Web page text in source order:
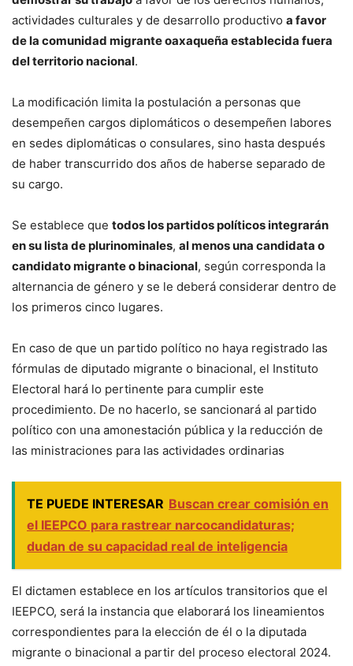
actividades culturales y de desarrollo productivo a favor
de la comunidad migrante oaxaqueña establecida fuera
del territorio nacional.
La modificación limita la postulación a personas que
desempeñen cargos diplomáticos o desempeñen labores
en sedes diplomáticas o consulares, sino hasta después
de haber transcurrido dos años de haberse separado de
su cargo.
Se establece que todos los partidos políticos integrarán
en su lista de plurinominales, al menos una candidata o
candidato migrante o binacional, según corresponda la
alternancia de género y se le deberá considerar dentro de
los primeros cinco lugares.
En caso de que un partido político no haya registrado las
fórmulas de diputado migrante o binacional, el Instituto
Electoral hará lo pertinente para cumplir este
procedimiento. De no hacerlo, se sancionará al partido
político con una amonestación pública y la reducción de
las ministraciones para las actividades ordinarias
TE PUEDE INTERESAR Buscan crear comisión en
el IEEPCO para rastrear narcocandidaturas;
dudan de su capacidad real de inteligencia
El dictamen establece en los artículos transitorios que el
IEEPCO, será la instancia que elaborará los lineamientos
correspondientes para la elección de él o la diputada
migrante o binacional a partir del proceso electoral 2024.